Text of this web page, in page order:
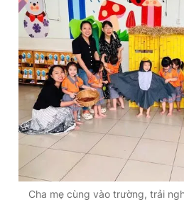
Cha mẹ cùng vào trường, trải